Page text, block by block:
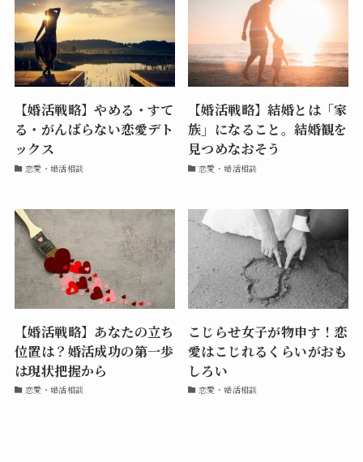
【婚活戦略】やめる・すて
る・がんばらない恋愛デト
ックス
恋愛・婚活相談
【婚活戦略】結婚とは「家
族」になること。結婚観を
見つめなおそう
恋愛・婚活相談
【婚活戦略】あなたの立ち
位置は？婚活成功の第一歩
は現状把握から
恋愛・婚活相談
こじらせ女子が物申す！恋
愛はこじれるくらいがおも
しろい
恋愛・婚活相談